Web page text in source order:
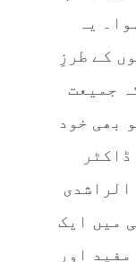
یہ
کے طرزِ
جمیعت
بھی خود
الراشدی
میں ایک
اور